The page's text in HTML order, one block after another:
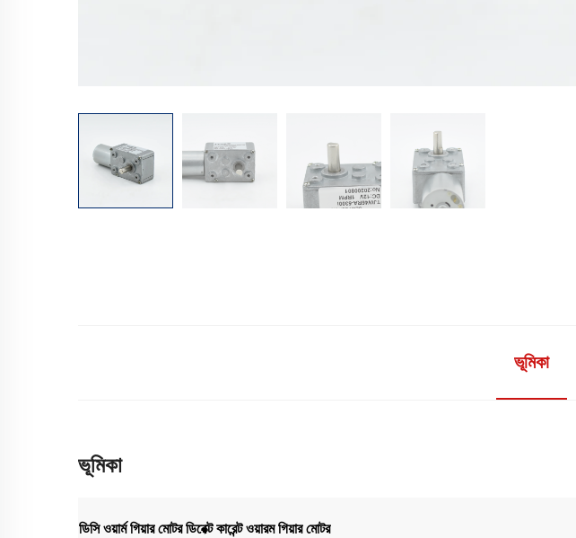
ভূমিকা
ভূমিকা
ডিসি ওয়ার্ম গিয়ার মোটরডিরেক্ট কারেন্ট ওয়ারম গিয়ার মোটর